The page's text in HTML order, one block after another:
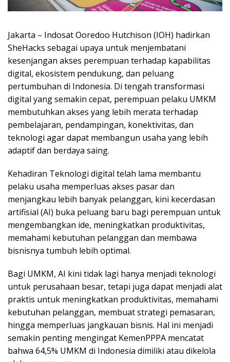
Jakarta – Indosat Ooredoo Hutchison (IOH) hadirkan
SheHacks sebagai upaya untuk menjembatani
kesenjangan akses perempuan terhadap kapabilitas
digital, ekosistem pendukung, dan peluang
pertumbuhan di Indonesia. Di tengah transformasi
digital yang semakin cepat, perempuan pelaku UMKM
membutuhkan akses yang lebih merata terhadap
pembelajaran, pendampingan, konektivitas, dan
teknologi agar dapat membangun usaha yang lebih
adaptif dan berdaya saing.
Kehadiran Teknologi digital telah lama membantu
pelaku usaha memperluas akses pasar dan
menjangkau lebih banyak pelanggan, kini kecerdasan
artifisial (AI) buka peluang baru bagi perempuan untuk
mengembangkan ide, meningkatkan produktivitas,
memahami kebutuhan pelanggan dan membawa
bisnisnya tumbuh lebih optimal.
Bagi UMKM, AI kini tidak lagi hanya menjadi teknologi
untuk perusahaan besar, tetapi juga dapat menjadi alat
praktis untuk meningkatkan produktivitas, memahami
kebutuhan pelanggan, membuat strategi pemasaran,
hingga memperluas jangkauan bisnis. Hal ini menjadi
semakin penting mengingat KemenPPPA mencatat
bahwa 64,5% UMKM di Indonesia dimiliki atau dikelola